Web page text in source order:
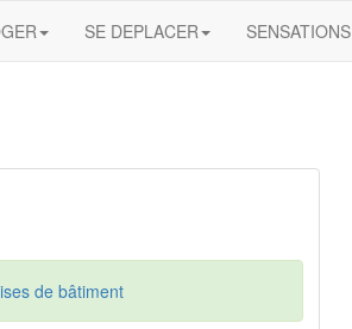
SE DEPLACER SENSATIONS
de bâtiment